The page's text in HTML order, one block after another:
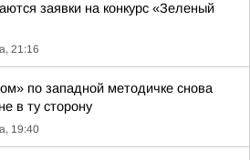
заявки на конкурс «Зеленый
21:16
по западной методичке снова
в ту сторону
19:40